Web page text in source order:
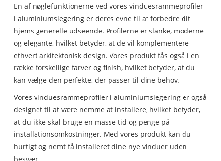
En af nøglefunktionerne ved vores vinduesrammeprofiler
i aluminiumslegering er deres evne til at forbedre dit
hjems generelle udseende. Profilerne er slanke, moderne
og elegante, hvilket betyder, at de vil komplementere
ethvert arkitektonisk design. Vores produkt fås også i en
række forskellige farver og finish, hvilket betyder, at du
kan vælge den perfekte, der passer til dine behov.
Vores vinduesrammeprofiler i aluminiumslegering er også
designet til at være nemme at installere, hvilket betyder,
at du ikke skal bruge en masse tid og penge på
installationsomkostninger. Med vores produkt kan du
hurtigt og nemt få installeret dine nye vinduer uden
besvær.